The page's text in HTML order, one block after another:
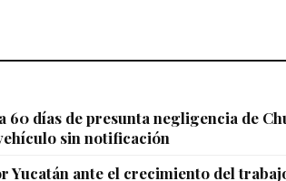
60 días de presunta negligencia de
sin notificación
Yucatán ante el crecimiento del